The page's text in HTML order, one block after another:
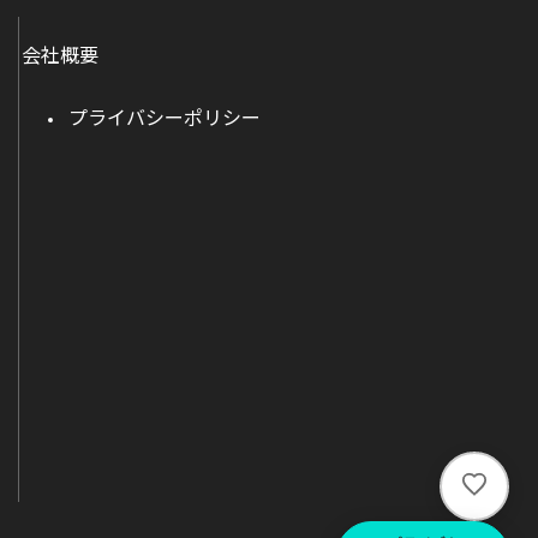
い
ね
会社概要
プライバシーポリシー